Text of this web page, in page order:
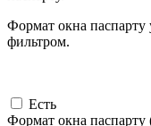
Формат окна паспарту
фильтром.
Есть
Формат окна паспарту